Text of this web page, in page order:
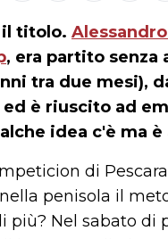
il titolo.
, era partito senza
tra due mesi),
è riuscito ad
idea c'è ma
di
penisola il
più? Nel sabato di